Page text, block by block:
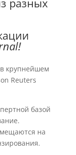
разных
в крупнейшем
Reuters
базой
на